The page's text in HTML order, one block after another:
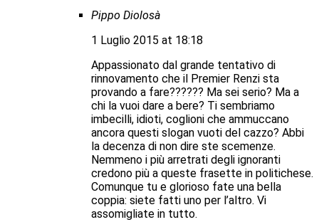
Pippo Diolosà
1 Luglio 2015 at 18:18
Appassionato dal grande tentativo di
rinnovamento che il Premier Renzi sta
provando a fare?????? Ma sei serio? Ma a
chi la vuoi dare a bere? Ti sembriamo
imbecilli, idioti, coglioni che ammuccano
ancora questi slogan vuoti del cazzo? Abbi
la decenza di non dire ste scemenze.
Nemmeno i più arretrati degli ignoranti
credono più a queste frasette in politichese.
Comunque tu e glorioso fate una bella
coppia: siete fatti uno per l’altro. Vi
assomigliate in tutto.